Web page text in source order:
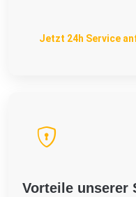
Jetzt 24h Service
Vorteile unserer